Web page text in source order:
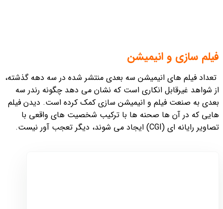
فیلم سازی و انیمیشن
تعداد فیلم های انیمیشن سه بعدی منتشر شده در سه دهه گذشته،
از شواهد غیرقابل انکاری است که نشان می دهد چگونه رندر سه
بعدی به صنعت فیلم و انیمیشن سازی کمک کرده است. دیدن فیلم
هایی که در آن ها صحنه ها با ترکیب شخصیت های واقعی با
تصاویر رایانه ای (CGI) ایجاد می شوند، دیگر تعجب آور نیست.